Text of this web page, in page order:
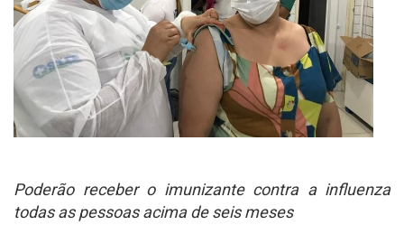
Poderão receber o imunizante contra a influenza
todas as pessoas acima de seis meses